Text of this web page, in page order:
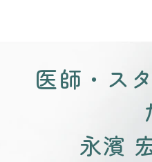
医師・ス
永濱